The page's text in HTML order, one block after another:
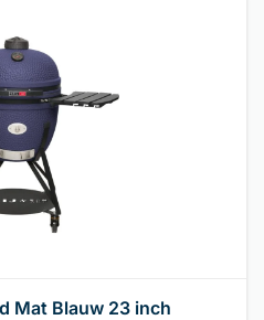
Mat Blauw 23 inch